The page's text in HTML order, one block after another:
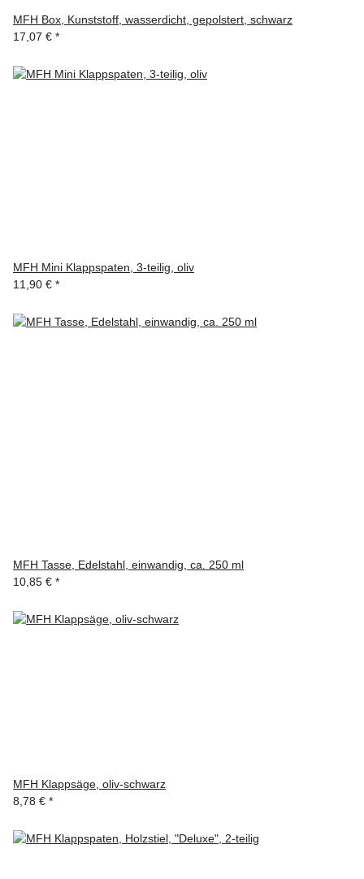
MFH Box, Kunststoff, wasserdicht, gepolstert, schwarz
17,07 € *
MFH Mini Klappspaten, 3-teilig, oliv
11,90 € *
MFH Tasse, Edelstahl, einwandig, ca. 250 ml
10,85 € *
MFH Klappsäge, oliv-schwarz
8,78 € *